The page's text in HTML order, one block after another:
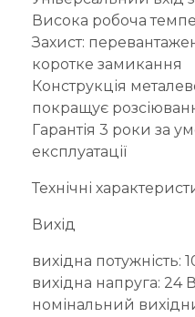
Висока робоча
Захист:
коротке замикання
Конструкція
покращує
Гарантія 3 роки за
експлуатації
Технічні
Вихід
вихідна потужність:
вихідна напруга: 24 В
номінальний